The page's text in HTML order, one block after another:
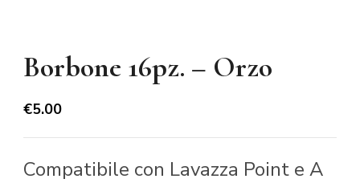
Borbone 16pz. – Orzo
€5.00
Compatibile con Lavazza Point e A